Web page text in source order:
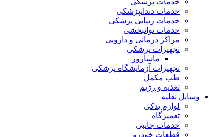
خدمات پزشکی
خدمات دندانپزشکی
خدمات زیبایی پزشکی
خدمات توانبخشی
مراکز درمانی و دارویی
تجهیزات پزشکی
ماساژور
تجهیزات آزمایشگاه پزشکی
طب مکمل
تغذیه و رژیم
وسایل نقلیه
لوازم یدکی
تعمیرگاه
خدمات جانبی
قطعات خودرو